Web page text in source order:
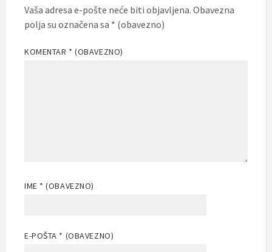
Vaša adresa e-pošte neće biti objavljena. Obavezna
polja su označena sa * (obavezno)
KOMENTAR * (OBAVEZNO)
IME * (OBAVEZNO)
E-POŠTA * (OBAVEZNO)